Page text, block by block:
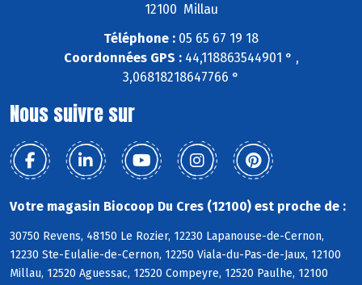
12100 Millau
Téléphone : 05 65 67 19 18
Coordonnées GPS :44,118863544901 ° ,
3,06818218647766 °
Nous suivre sur
Votre magasin Biocoop Du Cres (12100) est proche de :
30750 Revens, 48150 Le Rozier, 12230 Lapanouse-de-Cernon,
12230 Ste-Eulalie-de-Cernon, 12250 Viala-du-Pas-de-Jaux, 12100
Millau, 12520 Aguessac, 12520 Compeyre, 12520 Paulhe, 12100